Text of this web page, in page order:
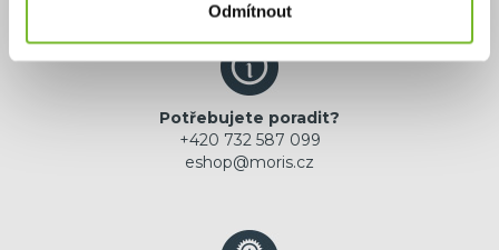
Odmítnout
Potřebujete poradit?
+420 732 587 099
eshop@moris.cz